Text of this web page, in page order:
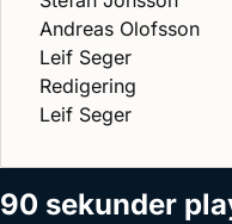
Andreas Olofsson
Leif Seger
Redigering
Leif Seger
90 sekunder